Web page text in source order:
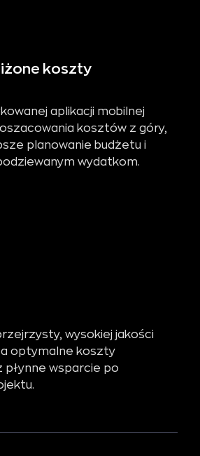
koszty
aplikacji mobilnej
kosztów z góry,
planowanie budżetu i
wydatkom.
wysokiej jakości
optymalne koszty
płynne wsparcie po